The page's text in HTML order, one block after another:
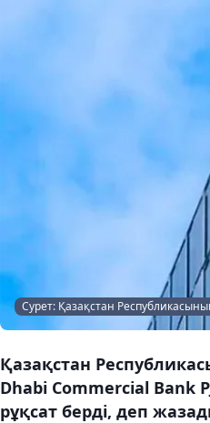
Сурет: Қазақстан
Қазақстан
Dhabi Commercial Bank
рұқсат берді, деп